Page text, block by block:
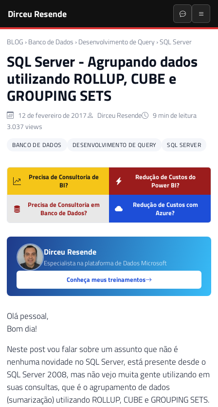
Dirceu Resende
BLOG › Banco de Dados › Desenvolvimento de Query ›SQL Server
SQL Server - Agrupando dados
utilizando ROLLUP, CUBE e
GROUPING SETS
12 de fevereiro de 2017 Dirceu Resende
9 min de leitura
3.037 views
BANCO DE DADOS DESENVOLVIMENTO DE QUERY SQL SERVER
Precisa de Consultoria de
BI?
Redução de Custos do
Power BI?
Precisa de Consultoria em
Banco de Dados?
Redução de Custos com
Azure?
Dirceu Resende
Especialista na plataforma de Dados Microsoft
Conheça meus treinamentos
Olá pessoal,
Bom dia!
Neste post vou falar sobre um assunto que não é
nenhuma novidade no SQL Server, está presente desde o
SQL Server 2008, mas não vejo muita gente utilizando em
suas consultas, que é o agrupamento de dados
(sumarização) utilizando ROLLUP, CUBE e GROUPING SETS.